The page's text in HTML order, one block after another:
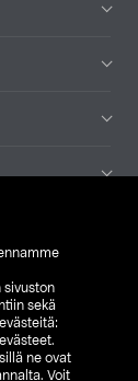
sivuston
sekä
ne ovat
Voit